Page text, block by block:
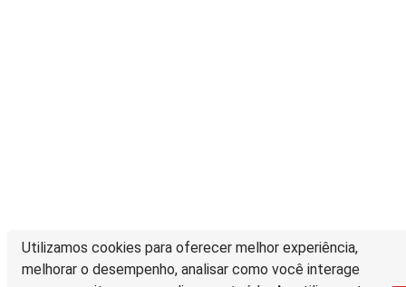
Utilizamos cookies para oferecer melhor experiência,
melhorar o desempenho, analisar como você interage